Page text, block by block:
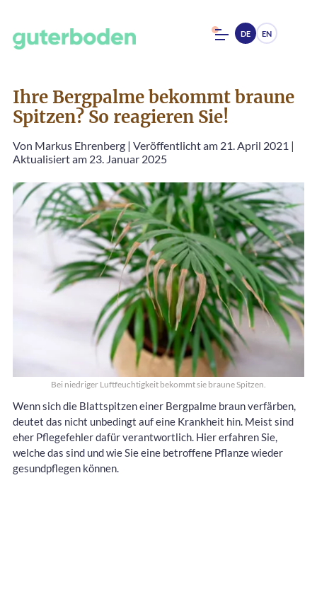
DE EN
Ihre Bergpalme bekommt braune
Spitzen? So reagieren Sie!
Von Markus Ehrenberg | Veröffentlicht am 21. April 2021 |
Aktualisiert am 23. Januar 2025
Bei niedriger Luftfeuchtigkeit bekommt sie braune Spitzen.
Wenn sich die Blattspitzen einer Bergpalme braun verfärben,
deutet das nicht unbedingt auf eine Krankheit hin. Meist sind
eher Pflegefehler dafür verantwortlich. Hier erfahren Sie,
welche das sind und wie Sie eine betroffene Pflanze wieder
gesundpflegen können.